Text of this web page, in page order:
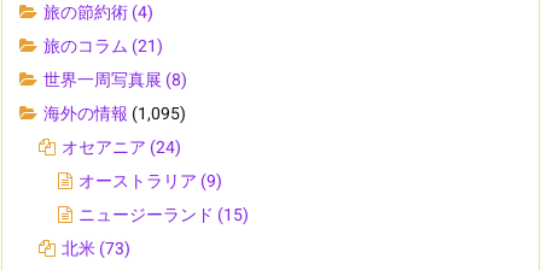
旅の節約術 (4)
旅のコラム (21)
世界一周写真展 (8)
海外の情報 (1,095)
オセアニア (24)
オーストラリア (9)
ニュージーランド (15)
北米 (73)